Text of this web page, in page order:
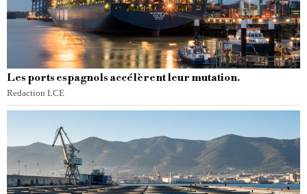
Les ports espagnols accélèrent leur mutation.
Redaction LCE